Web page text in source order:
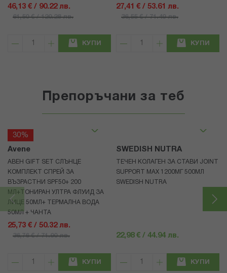
46,13 € / 90.22 лв.
61,50 € / 120.28 лв.
КУПИ
27,41 € / 53.61 лв.
36,55 € / 71.49 лв.
КУПИ
Препоръчани за теб
30%
Avene
АВЕН GIFT SET СЛЪНЦЕ
КОМПЛЕКТ СПРЕЙ ЗА
ВЪЗРАСТНИ SPF50+ 200
МЛ+ТОНИРАН УЛТРА ФЛУИД ЗА
ЛИЦЕ 50МЛ+ ТЕРМАЛНА ВОДА
50МЛ + ЧАНТА
25,73 € / 50.32 лв.
36,76 € / 71.90 лв.
КУПИ
SWEDISH NUTRA
ТЕЧЕН КОЛАГЕН ЗА СТАВИ JOINT
SUPPORT MAX 1200МГ 500МЛ
SWEDISH NUTRA
22,98 € / 44.94 лв.
КУПИ